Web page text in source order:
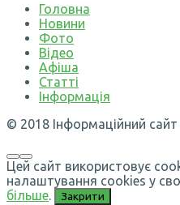
Головна
Новини
Фото
Відео
Афіша
Статті
Інформація
© 2018 Інформаційний сайт
Цей сайт використовує
налаштування cookies у
більше
Закрити